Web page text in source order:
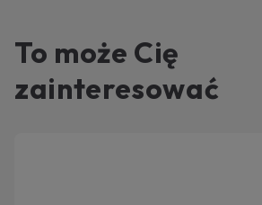
To może Cię
zainteresować